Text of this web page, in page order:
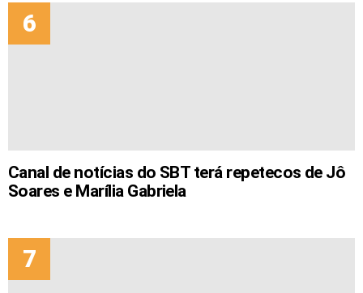
Canal de notícias do SBT terá repetecos de Jô
Soares e Marília Gabriela